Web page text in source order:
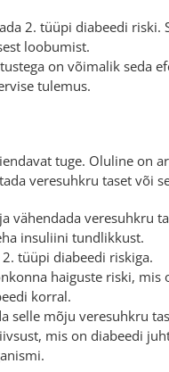
2. tüüpi diabeedi
loobumist.
on võimalik seda
tulemus.
tuge. Oluline on
veresuhkru taset või
vähendada veresuhkru
insuliini tundlikkust.
tüüpi diabeedi riskiga.
haiguste riski,
korral.
mõju veresuhkru
mis on diabeedi